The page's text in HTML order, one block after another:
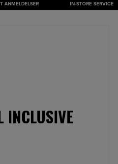
ANMELDELSER IN-STORE SERVICE